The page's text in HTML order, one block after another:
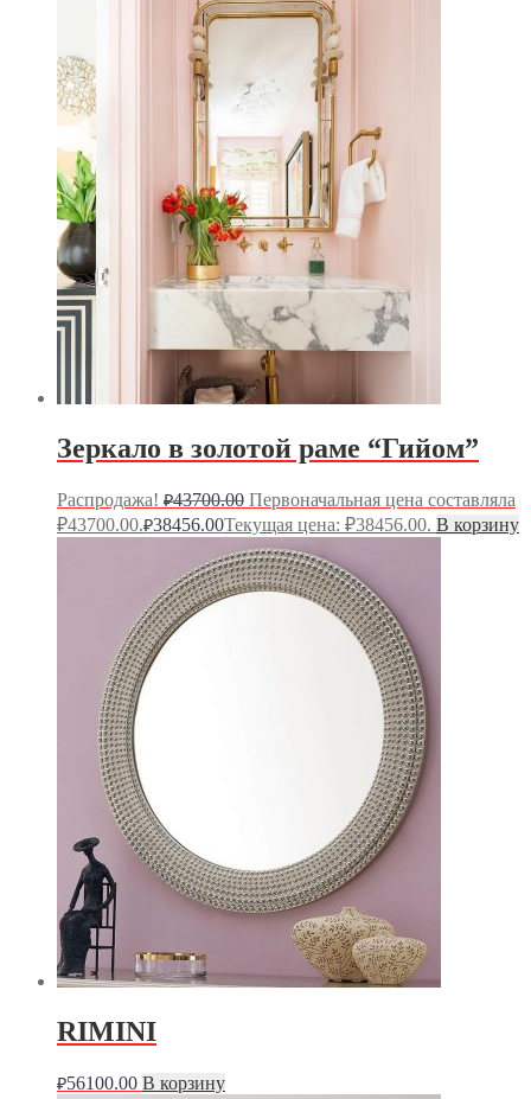
Зеркало в золотой раме “Гийом”
Распродажа! ₽43700.00 Первоначальная цена составляла
₽43700.00.₽38456.00Текущая цена: ₽38456.00. В корзину
RIMINI
₽56100.00 В корзину